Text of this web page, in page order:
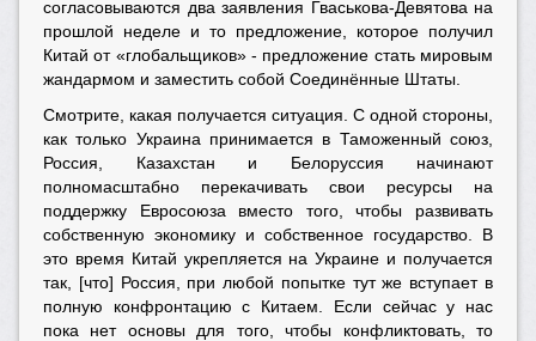
согласовываются два заявления Гваськова-Девятова на
прошлой неделе и то предложение, которое получил
Китай от «глобальщиков» - предложение стать мировым
жандармом и заместить собой Соединённые Штаты.
Смотрите, какая получается ситуация. С одной стороны,
как только Украина принимается в Таможенный союз,
Россия, Казахстан и Белоруссия начинают
полномасштабно перекачивать свои ресурсы на
поддержку Евросоюза вместо того, чтобы развивать
собственную экономику и собственное государство. В
это время Китай укрепляется на Украине и получается
так, [что] Россия, при любой попытке тут же вступает в
полную конфронтацию с Китаем. Если сейчас у нас
пока нет основы для того, чтобы конфликтовать, то